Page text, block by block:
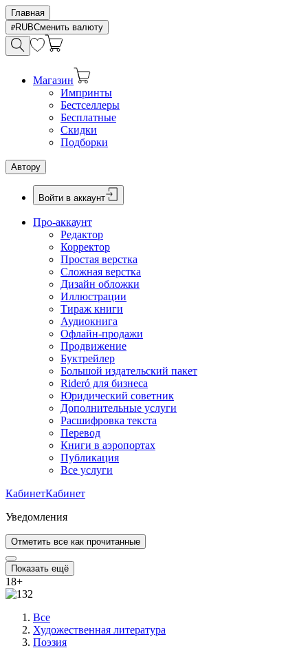
Главная
RUBСменить валюту
Магазин
Импринты
Бестселлеры
Бесплатные
Скидки
Подборки
Автору
Войти в аккаунт
Про-аккаунт
Редактор
Корректор
Простая верстка
Сложная верстка
Дизайн обложки
Иллюстрации
Тираж книги
Аудиокнига
Офлайн-продажи
Продвижение
Буктрейлер
Большой издательский пакет
Rideró для бизнеса
Юридический советник
Дополнительные услуги
Расшифровка текста
Перевод
Книги в аэропортах
Публикация
Все услуги
КабинетКабинет
Уведомления
Отметить все как прочитанные
Показать ещё
18+
Все
Художественная литература
Поэзия